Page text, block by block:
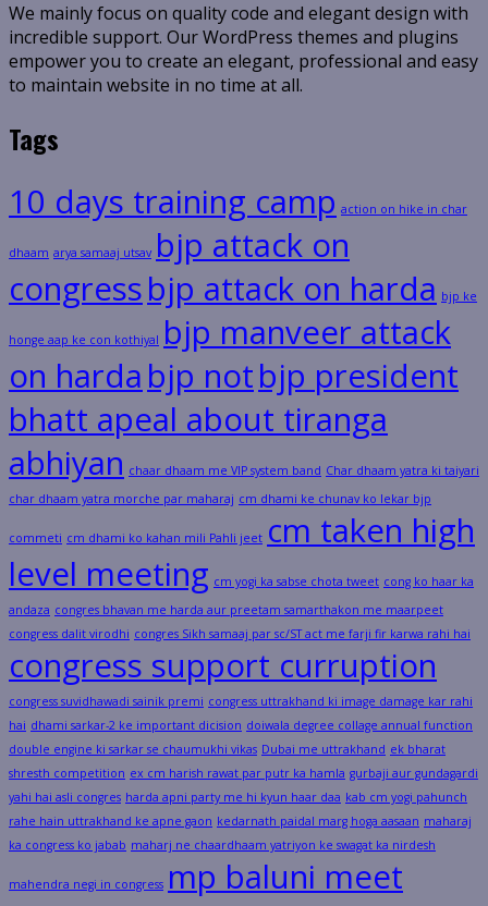
We mainly focus on quality code and elegant design with
incredible support. Our WordPress themes and plugins
empower you to create an elegant, professional and easy
to maintain website in no time at all.
Tags
10 days training camp action on hike in char
dhaam arya samaaj utsav bjp attack on
congressbjp attack on harda bjp ke
honge aap ke con kothiyal bjp manveer attack
on harda bjp notbjp president
bhatt apeal about tiranga
abhiyan chaar dhaam me VIP system band Char dhaam yatra ki taiyari
char dhaam yatra morche par maharaj cm dhami ke chunav ko lekar bjp
commeti cm dhami ko kahan mili Pahli jeet cm taken high
level meeting cm yogi ka sabse chota tweet cong ko haar ka
andaza congres bhavan me harda aur preetam samarthakon me maarpeet
congress dalit virodhi congres Sikh samaaj par sc/ST act me farji fir karwa rahi hai
congress support curruption
congress suvidhawadi sainik premi congress uttrakhand ki image damage kar rahi
hai dhami sarkar-2 ke important dicision doiwala degree collage annual function
double engine ki sarkar se chaumukhi vikas Dubai me uttrakhand ek bharat
shresth competition ex cm harish rawat par putr ka hamla gurbaji aur gundagardi
yahi hai asli congres harda apni party me hi kyun haar daa kab cm yogi pahunch
rahe hain uttrakhand ke apne gaon kedarnath paidal marg hoga aasaan maharaj
ka congress ko jabab maharj ne chaardhaam yatriyon ke swagat ka nirdesh
mahendra negi in congress mp baluni meet